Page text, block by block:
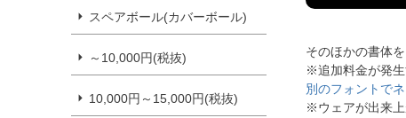
スペアボール(カバーボール)
～10,000円(税抜)
10,000円～15,000円(税抜)
そのほかの書体
※追加料金が発生
別のフォントで
※ウェアが出来上